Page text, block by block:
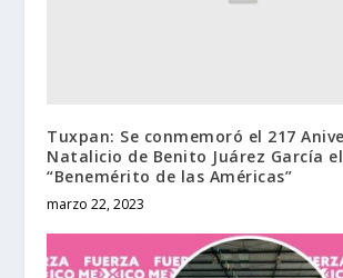
Tuxpan: Se conmemoró el 217
Natalicio de Benito Juárez García el
“Benemérito de las Américas”
marzo 22, 2023